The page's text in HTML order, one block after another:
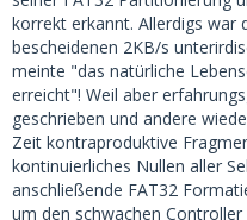
korrekt erkannt. Allerdigs war
bescheidenen 2KB/s
meinte "das natürliche
erreicht"! Weil aber
geschrieben und andere
Zeit kontraproduktive
kontinuierliches Nullen aller
anschließende FAT32
um den schwachen